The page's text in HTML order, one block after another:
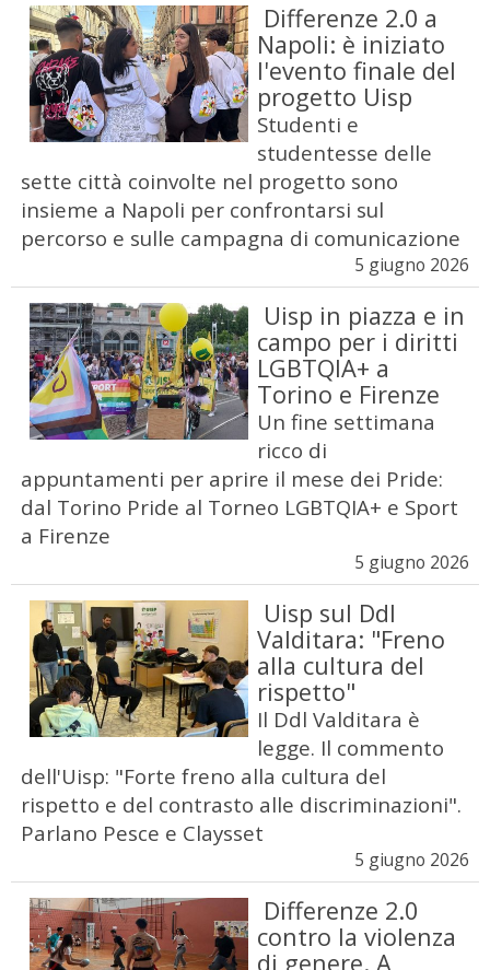
Differenze 2.0 a
Napoli: è iniziato
l'evento finale del
progetto Uisp
Studenti e
studentesse delle
sette città coinvolte nel progetto sono
insieme a Napoli per confrontarsi sul
percorso e sulle campagna di comunicazione
5 giugno 2026
Uisp in piazza e in
campo per i diritti
LGBTQIA+ a
Torino e Firenze
Un fine settimana
ricco di
appuntamenti per aprire il mese dei Pride:
dal Torino Pride al Torneo LGBTQIA+ e Sport
a Firenze
5 giugno 2026
Uisp sul Ddl
Valditara: "Freno
alla cultura del
rispetto"
Il Ddl Valditara è
legge. Il commento
dell'Uisp: "Forte freno alla cultura del
rispetto e del contrasto alle discriminazioni".
Parlano Pesce e Claysset
5 giugno 2026
Differenze 2.0
contro la violenza
di genere. A